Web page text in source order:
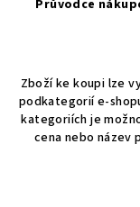
Průvodce
Zboží ke koupi lze
podkategorií e-
kategoriích je
cena nebo název